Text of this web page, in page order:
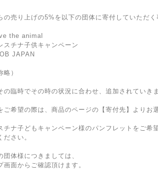
の売り上げの5%を以下の団体に寄付していただく
the animal
スチナ子供キャンペーン
JAPAN
略）
の臨時でその時の状況に合わせ、追加されていきま
ご希望の際は、商品のページの【寄付先】よりお
チナ子どもキャンペーン様のパンフレットをご希
ださい。
団体様につきましては、
画面からご確認頂けます。